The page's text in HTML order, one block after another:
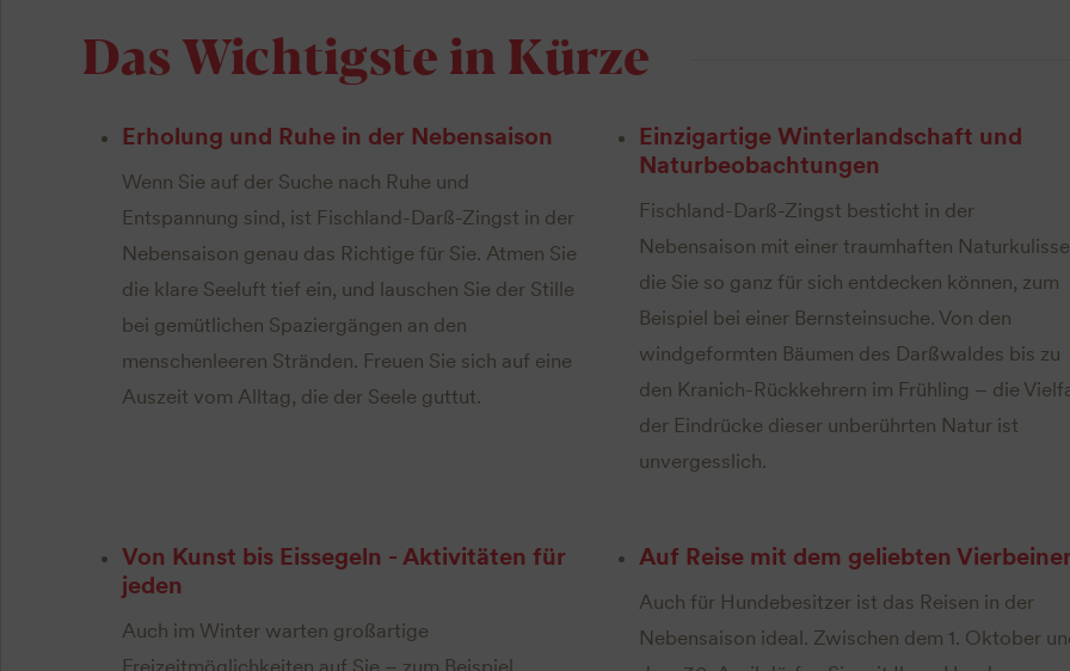
Das Wichtigste in Kürze
Erholung und Ruhe in der Nebensaison
Wenn Sie auf der Suche nach Ruhe und
Entspannung sind, ist Fischland-Darß-Zingst in der
Nebensaison genau das Richtige für Sie. Atmen Sie
die klare Seeluft tief ein, und lauschen Sie der Stille
bei gemütlichen Spaziergängen an den
menschenleeren Stränden. Freuen Sie sich auf eine
Auszeit vom Alltag, die der Seele guttut.
Einzigartige Winterlandschaft und
Naturbeobachtungen
Fischland-Darß-Zingst besticht in der
Nebensaison mit einer traumhaften
die Sie so ganz für sich entdecken können, zum
Beispiel bei einer Bernsteinsuche. Von den
windgeformten Bäumen des Darßwaldes bis zu
den Kranich-Rückkehrern im Frühling – die
der Eindrücke dieser unberührten Natur ist
unvergesslich.
Von Kunst bis Eissegeln - Aktivitäten für
jeden
Auch im Winter warten großartige
Freizeitmöglichkeiten auf Sie – zum Beispiel
Auf Reise mit dem geliebten
Auch für Hundebesitzer ist das Reisen in der
Nebensaison ideal. Zwischen dem 1. Oktober